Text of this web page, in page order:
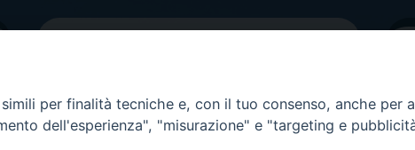
Contatti principali
per finalità tecniche e, con il tuo consenso, anche per
dell'esperienza", "misurazione" e "targeting e